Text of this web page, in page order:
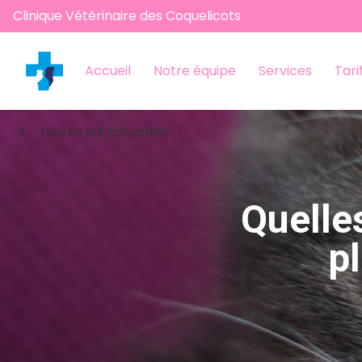
Clinique Vétérinaire des Coquelicots
Accueil Notre équipe Services
chevron_left Toutes les actualités